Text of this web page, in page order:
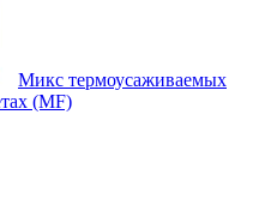
Микс термоусаживаемых
(MF)